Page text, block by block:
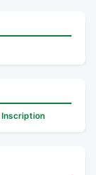
Inscription